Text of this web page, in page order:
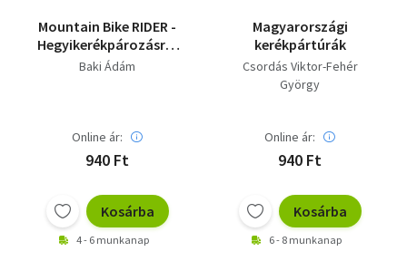
Mountain Bike RIDER -
Hegyikerékpározásról
mindenkinek
Baki Ádám
Online ár:
940 Ft
Kosárba
4 - 6 munkanap
Magyarországi
kerékpártúrák
Csordás Viktor-Fehér
György
Online ár:
940 Ft
Kosárba
6 - 8 munkanap